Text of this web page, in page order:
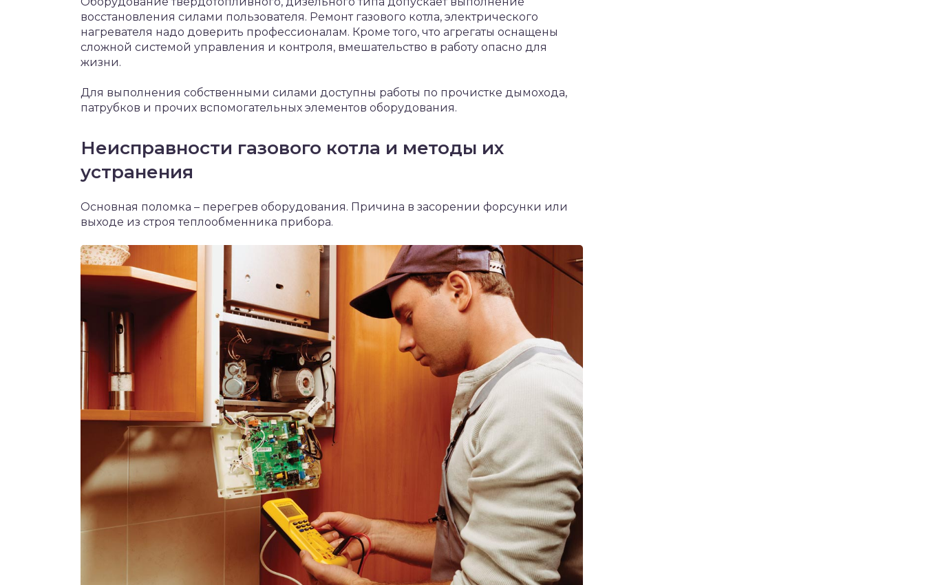
восстановления силами пользователя. Ремонт газового котла, электрического
нагревателя надо доверить профессионалам. Кроме того, что агрегаты оснащены
сложной системой управления и контроля, вмешательство в работу опасно для
жизни.
Для выполнения собственными силами доступны работы по прочистке дымохода,
патрубков и прочих вспомогательных элементов оборудования.
Неисправности газового котла и методы их
устранения
Основная поломка – перегрев оборудования. Причина в засорении форсунки или
выходе из строя теплообменника прибора.